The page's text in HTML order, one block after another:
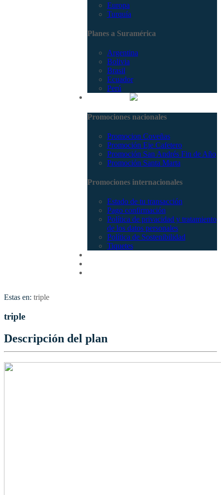
Europa
Turquía
Planes a Suramérica
Argentina
Bolivia
Brasil
Ecuador
Perú
Promociones nacionales
Promocion Coveñas
Promoción Eje Cafetero
Promoción San Andrés Fin de Año
Promoción Santa Marta
Promociones internacionales
Estado de tu transacción
Pago confirmación
Política de privacidad y tratamiento
de los datos personales
Política de Sostenibilidad
Tiquetes
Estas en: triple
triple
Descripción del plan